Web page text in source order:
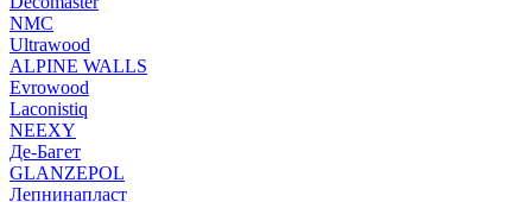
NMС
Ultrawood
ALPINE WALLS
Evrowood
Laconistiq
NEEXY
Де-Багет
GLANZEPOL
Лепнинапласт